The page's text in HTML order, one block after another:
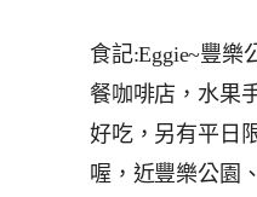
食記:Eggie~豐樂
餐咖啡店，水果
好吃，另有平日
喔，近豐樂公園